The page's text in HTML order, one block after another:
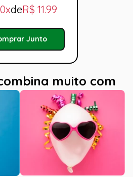
deR$ 11.99
Junto
muito com